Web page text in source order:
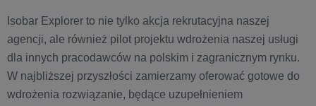
Isobar Explorer to nie tylko akcja rekrutacyjna naszej
agencji, ale również pilot projektu wdrożenia naszej usługi
dla innych pracodawców na polskim i zagranicznym rynku.
W najbliższej przyszłości zamierzamy oferować gotowe do
wdrożenia rozwiązanie, będące uzupełnieniem